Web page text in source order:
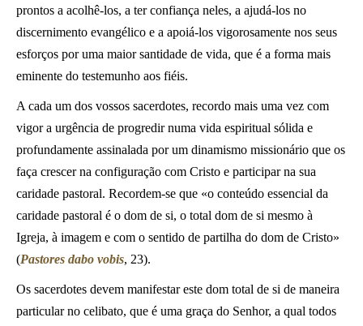
prontos a acolhê-los, a ter confiança neles, a ajudá-los no
discernimento evangélico e a apoiá-los vigorosamente nos seus
esforços por uma maior santidade de vida, que é a forma mais
eminente do testemunho aos fiéis.
A cada um dos vossos sacerdotes, recordo mais uma vez com
vigor a urgência de progredir numa vida espiritual sólida e
profundamente assinalada por um dinamismo missionário que os
faça crescer na configuração com Cristo e participar na sua
caridade pastoral. Recordem-se que «o conteúdo essencial da
caridade pastoral é o dom de si, o total dom de si mesmo à
Igreja, à imagem e com o sentido de partilha do dom de Cristo»
(Pastores dabo vobis, 23).
Os sacerdotes devem manifestar este dom total de si de maneira
particular no celibato, que é uma graça do Senhor, a qual todos